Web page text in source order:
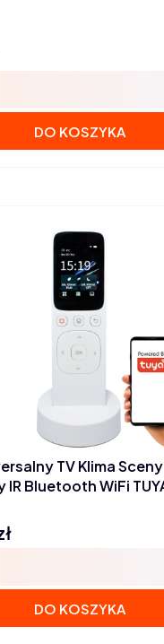
DO KOSZYKA
TV Klima
Bluetooth WiFi
DO KOSZYKA